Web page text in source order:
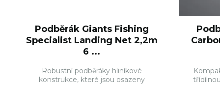
Podběrák Giants Fishing
Specialist Landing Net 2,2m
6 ...
Robustní podběráky hliníkové
konstrukce, které jsou osazeny